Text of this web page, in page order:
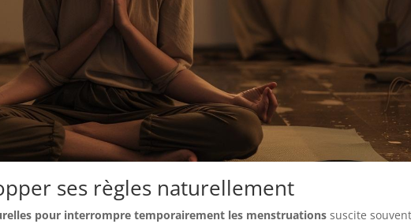
ses règles naturellement
pour interrompre temporairement les menstruations suscite